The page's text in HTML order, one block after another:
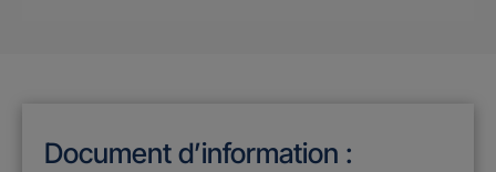
Document d’information :